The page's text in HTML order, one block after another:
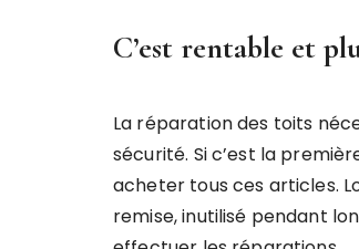
C’est rentable et
La réparation des toits
sécurité. Si c’est la
acheter tous ces articles.
remise, inutilisé pendant